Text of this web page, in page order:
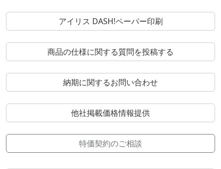
アイリス DASH!ペーパー印刷
商品の仕様に関する質問を投稿する
納期に関するお問い合わせ
他社掲載価格情報提供
特価契約のご相談